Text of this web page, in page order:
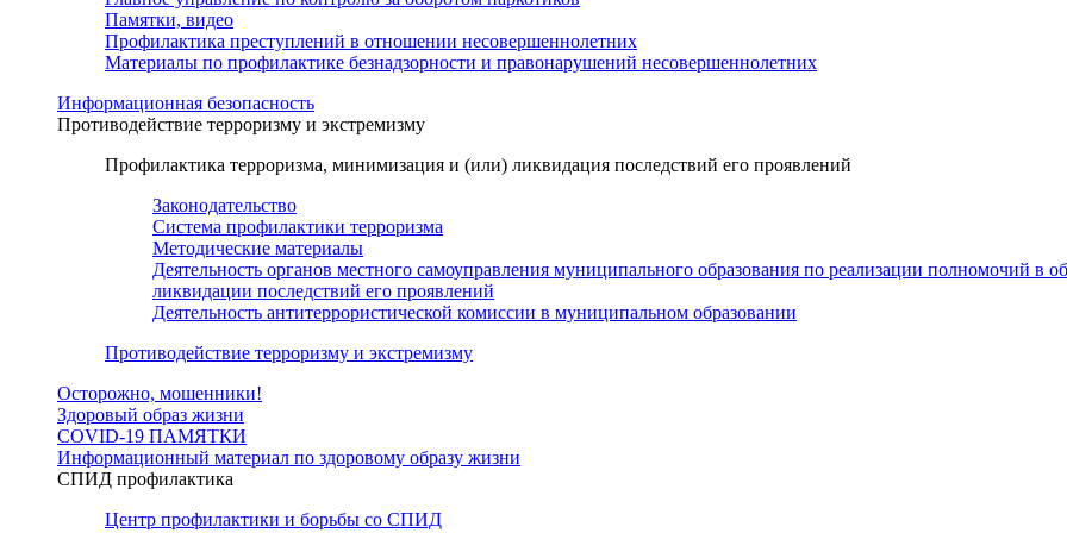
Памятки, видео
Профилактика преступлений в отношении несовершеннолетних
Материалы по профилактике безнадзорности и правонарушений несовершеннолетних
Информационная безопасность
Противодействие терроризму и экстремизму
Профилактика терроризма, минимизация и (или) ликвидация последствий его проявлений
Законодательство
Система профилактики терроризма
Методические материалы
Деятельность органов местного самоуправления муниципального образования по реализации полномочий
ликвидации последствий его проявлений
Деятельность антитеррористической комиссии в муниципальном образовании
Противодействие терроризму и экстремизму
Осторожно, мошенники!
Здоровый образ жизни
COVID-19 ПАМЯТКИ
Информационный материал по здоровому образу жизни
СПИД профилактика
Центр профилактики и борьбы со СПИД